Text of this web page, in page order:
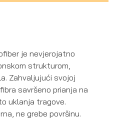
je nevjerojatno
strukturom,
Zahvaljujući svojoj
savršeno prianja na
uklanja tragove.
ne grebe površinu.